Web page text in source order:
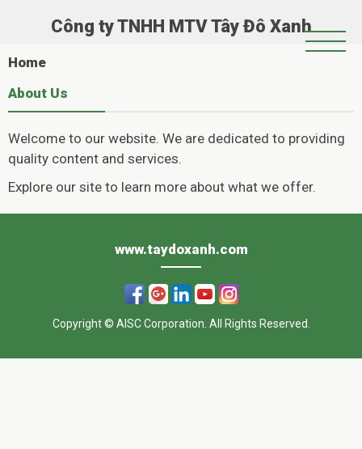
Công ty TNHH MTV Tây Đô Xanh
Trang Chủ
Giới Thiệu
Tin Tức
Hoạt Động Xã Hội
Album
Home
About Us
Welcome to our website. We are dedicated to providing
quality content and services.
Explore our site to learn more about what we offer.
www.taydoxanh.com
Copyright © AISC Corporation. All Rights Reserved.